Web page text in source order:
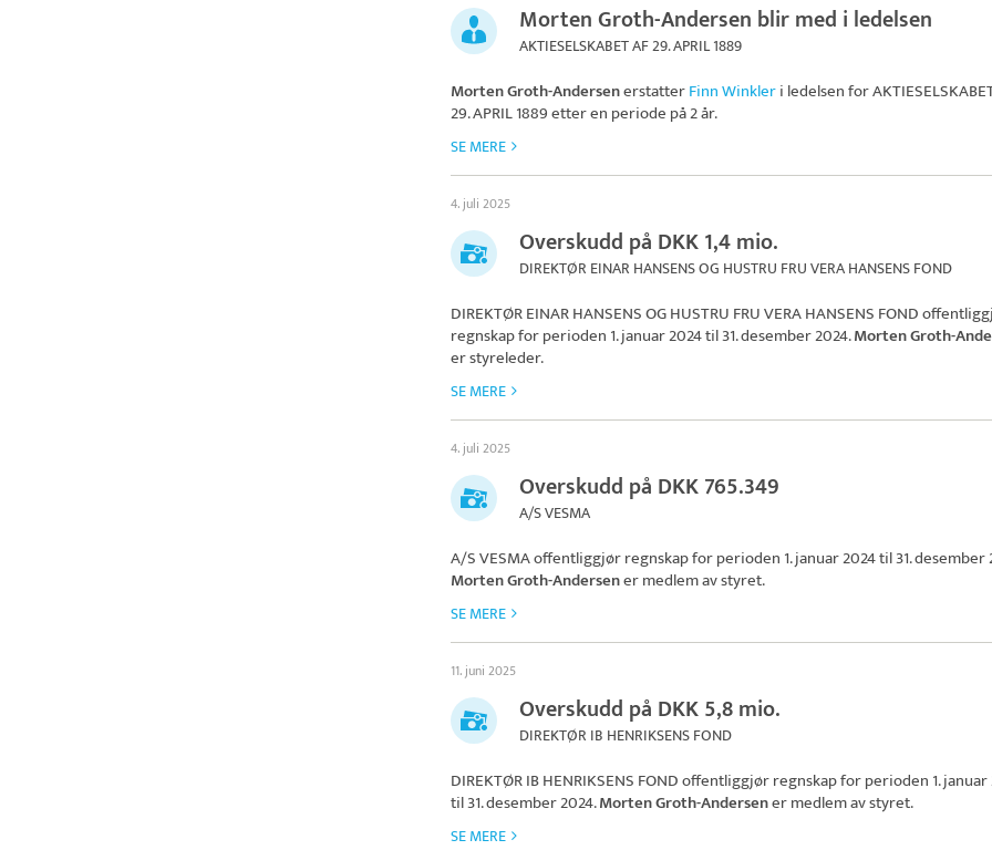
Morten Groth-Andersen blir med i ledelsen
AKTIESELSKABET AF 29. APRIL 1889
Morten Groth-AndersenerstatterFinn Winkleri ledelsen for
29. APRIL 1889etter en periode på 2 år.
SE MERE
4. juli 2025
Overskudd på DKK 1,4 mio.
DIREKTØR EINAR HANSENS OG HUSTRU FRU VERA HANSENS FOND
DIREKTØR EINAR HANSENS OG HUSTRU FRU VERA HANSENS FOND
regnskap for perioden 1. januar 2024 til 31. desember 2024.Morten Groth-
er styreleder.
SE MERE
4. juli 2025
Overskudd på DKK 765.349
A/S VESMA
A/S VESMAoffentliggjør regnskap for perioden 1. januar 2024 til 31. desember
Morten Groth-Andersener medlem av styret.
SE MERE
11. juni 2025
Overskudd på DKK 5,8 mio.
DIREKTØR IB HENRIKSENS FOND
DIREKTØR IB HENRIKSENS FONDoffentliggjør regnskap for perioden 1. januar
til 31. desember 2024.Morten Groth-Andersener medlem av styret.
SE MERE